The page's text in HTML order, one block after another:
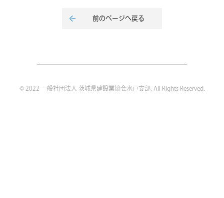
前のページへ戻る
© 2022 一般社団法人 茨城県建設業協会水戸支部. All Rights Reserved.